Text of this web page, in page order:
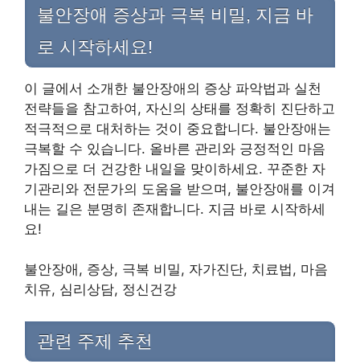
불안장애 증상과 극복 비밀, 지금 바
로 시작하세요!
이 글에서 소개한 불안장애의 증상 파악법과 실천
전략들을 참고하여, 자신의 상태를 정확히 진단하고
적극적으로 대처하는 것이 중요합니다. 불안장애는
극복할 수 있습니다. 올바른 관리와 긍정적인 마음
가짐으로 더 건강한 내일을 맞이하세요. 꾸준한 자
기관리와 전문가의 도움을 받으며, 불안장애를 이겨
내는 길은 분명히 존재합니다. 지금 바로 시작하세
요!
불안장애, 증상, 극복 비밀, 자가진단, 치료법, 마음
치유, 심리상담, 정신건강
관련 주제 추천